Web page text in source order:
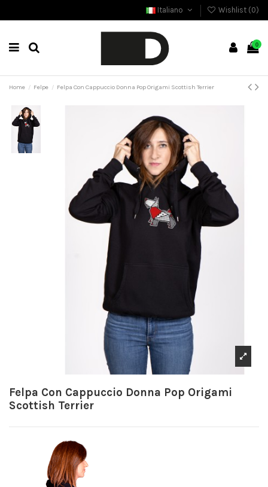
Italiano Wishlist (0)
0
Home Felpe Felpa Con Cappuccio Donna Pop Origami Scottish Terrier
Felpa Con Cappuccio Donna Pop Origami
Scottish Terrier